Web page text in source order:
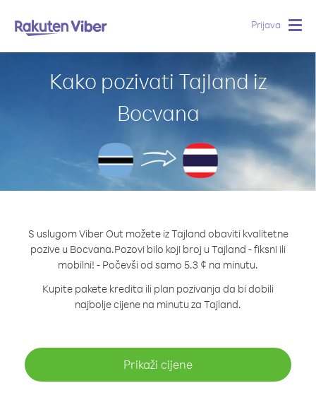
Prijava
Kako pozivati Tajland iz
Bocvana
S uslugom Viber Out možete iz Tajland obaviti kvalitetne
pozive u Bocvana.Pozovi bilo koji broj u Tajland - fiksni ili
mobilni! - Počevši od samo 5.3 ¢ na minutu.
Kupite pakete kredita ili plan pozivanja da bi dobili
najbolje cijene na minutu za Tajland.
Prikaži cijene